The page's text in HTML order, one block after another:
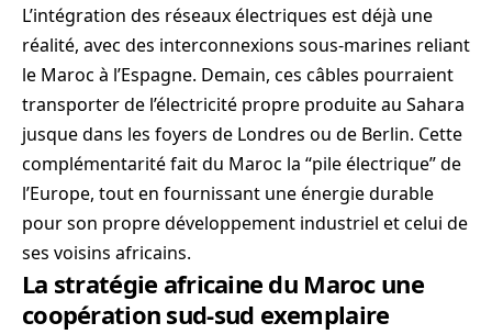
L’intégration des réseaux électriques est déjà une
réalité, avec des interconnexions sous-marines reliant
le Maroc à l’Espagne. Demain, ces câbles pourraient
transporter de l’électricité propre produite au Sahara
jusque dans les foyers de Londres ou de Berlin. Cette
complémentarité fait du Maroc la “pile électrique” de
l’Europe, tout en fournissant une énergie durable
pour son propre développement industriel et celui de
ses voisins africains.
La stratégie africaine du Maroc une
coopération sud-sud exemplaire